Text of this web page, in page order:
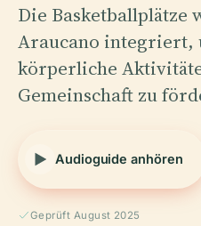
Die Basketballplätze
Araucano integriert,
körperliche
Gemeinschaft zu
Audioguide anhören
Geprüft August 2025